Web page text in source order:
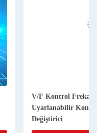
V/F Kontrol
Uyarlanabilir
Değiştirici